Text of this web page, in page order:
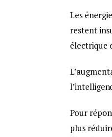
Les
restent
électrique
Pour
plus